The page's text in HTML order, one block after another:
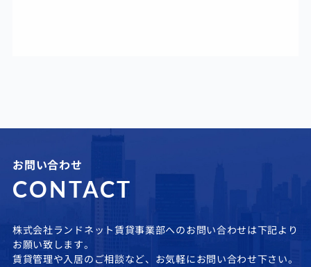
お問い合わせ
CONTACT
株式会社ランドネット賃貸事業部へのお問い合わせは下記より
お願い致します。
賃貸管理や入居のご相談など、お気軽にお問い合わせ下さい。